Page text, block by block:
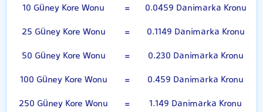
10 Güney Kore Wonu
=
0.0459 Danimarka Kronu
25 Güney Kore Wonu
=
0.1149 Danimarka Kronu
50 Güney Kore Wonu
=
0.230 Danimarka Kronu
100 Güney Kore Wonu
=
0.459 Danimarka Kronu
250 Güney Kore Wonu
=
1.149 Danimarka Kronu